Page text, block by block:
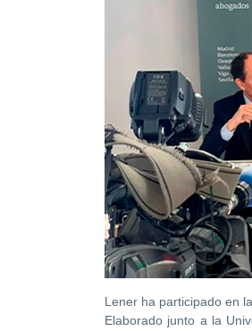
Lener ha participado en
Elaborado junto a la